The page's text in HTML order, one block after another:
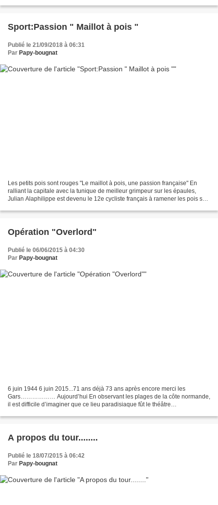
Sport:Passion " Maillot à pois "
Publié le 21/09/2018 à 06:31
Par Papy-bougnat
Les petits pois sont rouges "Le maillot à pois, une passion française" En
ralliant la capitale avec la tunique de meilleur grimpeur sur les épaules,
Julian Alaphilippe est devenu le 12e cycliste français à ramener les pois sur
Opération "Overlord"
Publié le 06/06/2015 à 04:30
Par Papy-bougnat
6 juin 1944 6 juin 2015...71 ans déjà 73 ans après encore merci les
Gars……………… Aujourd’hui En observant les plages de la côte normande,
il est difficile d’imaginer que ce lieu paradisiaque fût le théâtre
A propos du tour........
Publié le 18/07/2015 à 06:42
Par Papy-bougnat